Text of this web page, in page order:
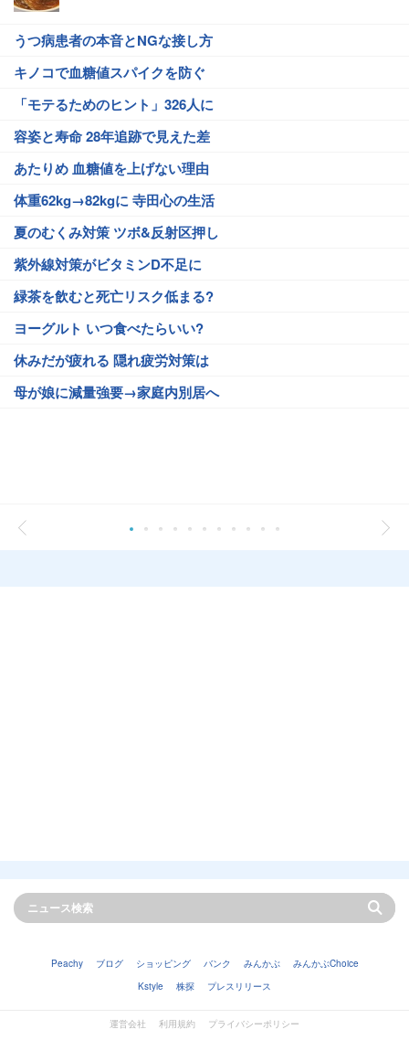
うつ病患者の本音とNGな接し方
キノコで血糖値スパイクを防ぐ
「モテるためのヒント」326人に
容姿と寿命 28年追跡で見えた差
あたりめ 血糖値を上げない理由
体重62kg→82kgに 寺田心の生活
夏のむくみ対策 ツボ&反射区押し
紫外線対策がビタミンD不足に
緑茶を飲むと死亡リスク低まる?
ヨーグルト いつ食べたらいい?
休みだが疲れる 隠れ疲労対策は
母が娘に減量強要→家庭内別居へ
Peachy ブログ ショッピング バンク みんかぶ
みんかぶChoice
Kstyle
株探 プレスリリース
運営会社 利用規約 プライバシーポリシー